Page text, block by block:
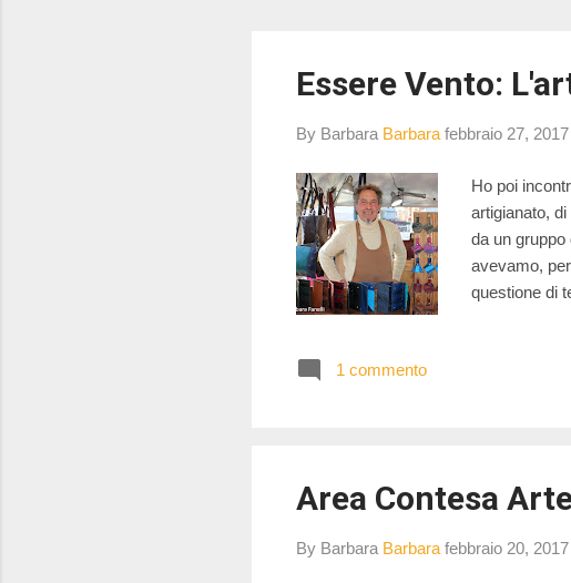
Essere Vento:
By Barbara Barbara febbraio 27, 2017
Ho poi
artigianato,
da un
avevamo,
questione di
1 commento
Area Contesa
By Barbara Barbara febbraio 20, 2017